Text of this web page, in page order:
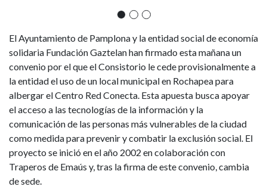
de
población
vulnerable
El Ayuntamiento de Pamplona y laentidad social de economía
solidaria Fundación Gaztelan han firmado esta mañana un
convenio por el que el Consistorio le cede provisionalmente a
la entidad el uso de un local municipal en Rochapea para
albergar el Centro Red Conecta. Esta apuesta busca apoyar
el acceso a las tecnologías de la información y la
comunicación de las personas más vulnerables de la ciudad
como medida para prevenir y combatir la exclusión social. El
proyecto se inició en el año 2002 en colaboracióncon
Traperos de Emaús y, tras la firma de este convenio, cambia
de sede.